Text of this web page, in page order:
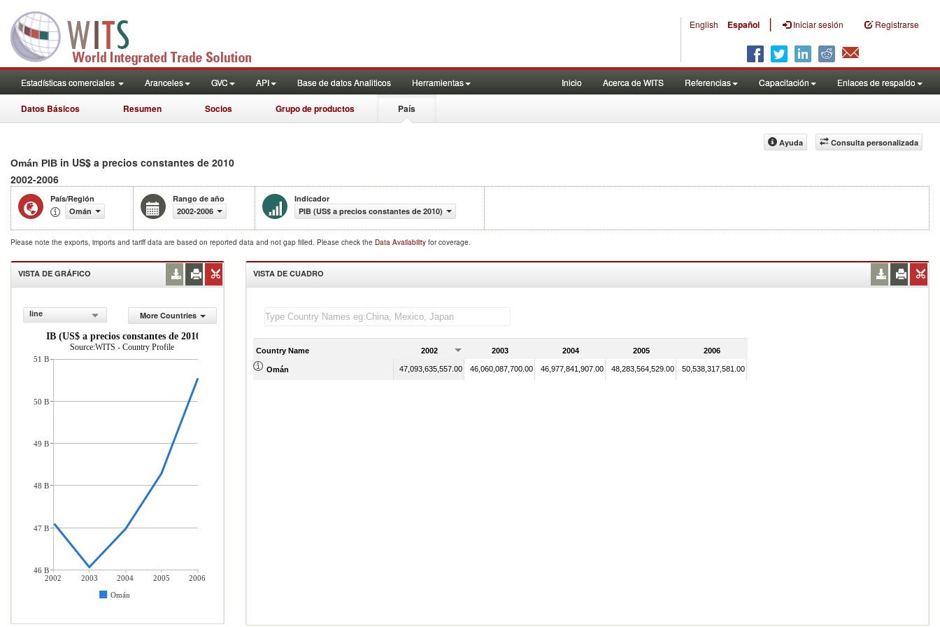
English Español | Iniciar sesión Registrarse
Estadísticas comerciales Aranceles GVC API Base de datos Analiticos Herramientas Inicio Acerca de WITS Referencias Capacitación Enlaces de respaldo
Datos Básicos Resumen Socios Grupo de productos País
Consulta personalizada
Ayuda
Omán PIB in US$ a precios constantes de 2010
2002-2006
País/Región
Omán
Rango de año
2002-2006
Indicador
PIB (US$ a precios constantes de 2010)
Please note the exports, imports and tariff data are based on reported data and not gap filled. Please check the Data Availability for coverage.
VISTA DE GRÁFICO
line
More Countries
PIB (US$ a precios constantes de 2010)
Source:WITS - Country Profile
2002 2003 2004 2005
2006
Omán
51 B
50 B
49 B
48 B
47 B
46 B
VISTA DE CUADRO
Country Name 2002 2003 2004 2005 2006
Omán 47,093,635,557.00 46,060,087,700.00 46,977,841,907.00 48,283,564,529.00 50,538,317,581.00